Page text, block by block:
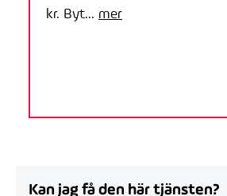
kr. Byt... mer
Kan jag få den här tjänsten?